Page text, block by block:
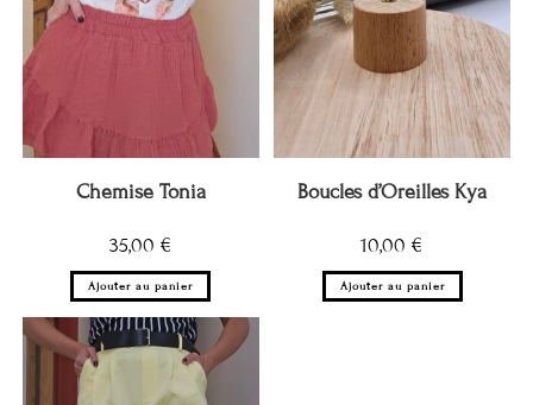
Chemise Tonia
35,00 €
Ajouter au panier
Boucles d’Oreilles Kya
10,00€
Ajouter au panier